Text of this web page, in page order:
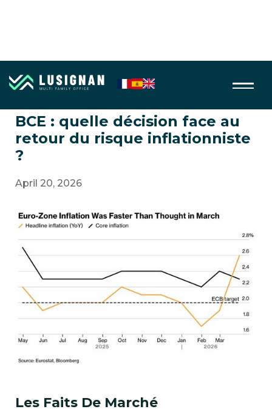
Taux, banques centrales, devises
BCE : quelle décision face au
retour du risque inflationniste
?
April 20, 2026
Les Faits De Marché